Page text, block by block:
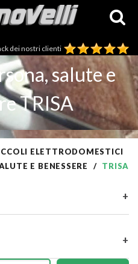
dei nostri clienti
salute e
TRISA
ELETTRODOMESTICI
E BENESSERE
TRISA
+
+